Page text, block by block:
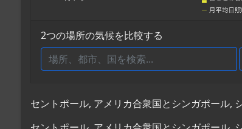
2つの場所の気候を比較する
セントポール, アメリカ合衆国とシンガポール,